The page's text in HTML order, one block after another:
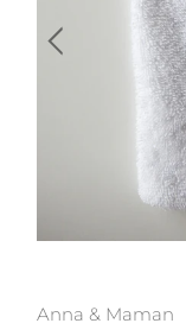
Anna & Maman